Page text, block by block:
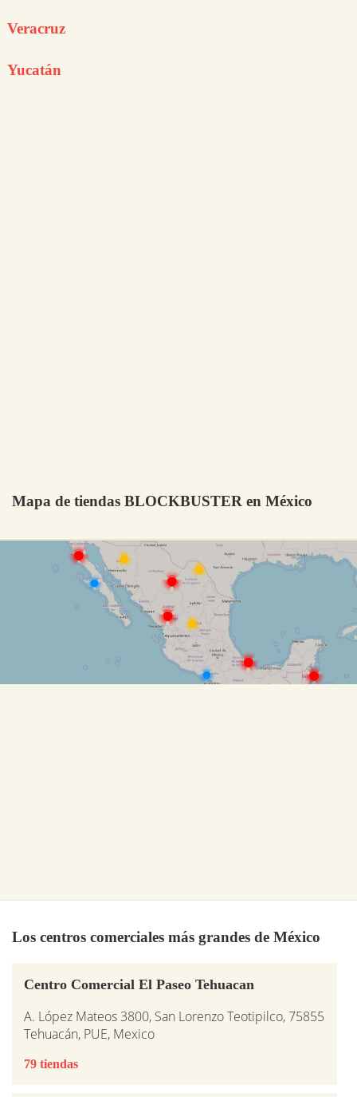
Veracruz
Yucatán
Mapa de tiendas BLOCKBUSTER en México
Los centros comerciales más grandes de México
Centro Comercial El Paseo Tehuacan
A. López Mateos 3800, San Lorenzo Teotipilco, 75855
Tehuacán, PUE, Mexico
79 tiendas